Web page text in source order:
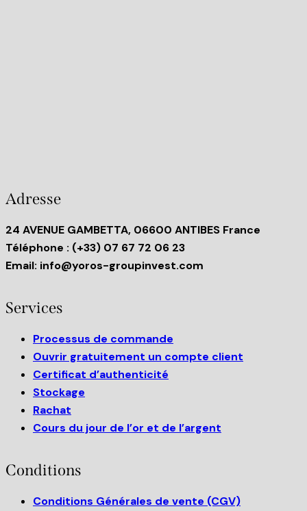
Adresse
24 AVENUE GAMBETTA, 06600 ANTIBES France
Téléphone : (+33) 07 67 72 06 23
Email: info@yoros-groupinvest.com
Services
Processus de commande
Ouvrir gratuitement un compte client
Certificat d’authenticité
Stockage
Rachat
Cours du jour de l’or et de l’argent
Conditions
Conditions Générales de vente (CGV)